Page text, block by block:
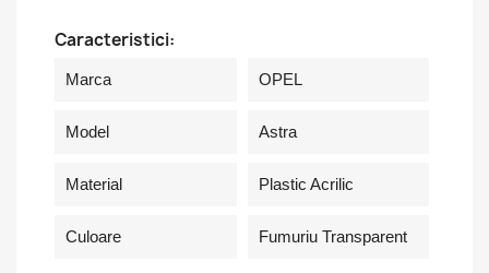
Caracteristici:
Marca OPEL
Model Astra
Material Plastic Acrilic
Culoare Fumuriu Transparent